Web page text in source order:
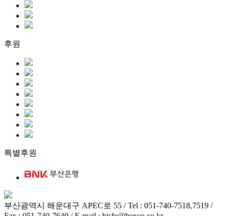
후원
특별후원
부산광역시 해운대구 APEC로 55 / Tel : 051-740-7518,7519 /